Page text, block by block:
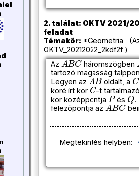
2. találat: OKTV 2021/
feladat
Témakör: *Geometria
OKTV_20212022_2kdf2f )
Az
ABC
háromszögben
tartozó magasság
Legyen az
AB
oldalt, a
C
köré írt kör
C
-t
kör középpontja
P
és
Q
.
felezőpontja az
ABC
Megtekintés helyben: